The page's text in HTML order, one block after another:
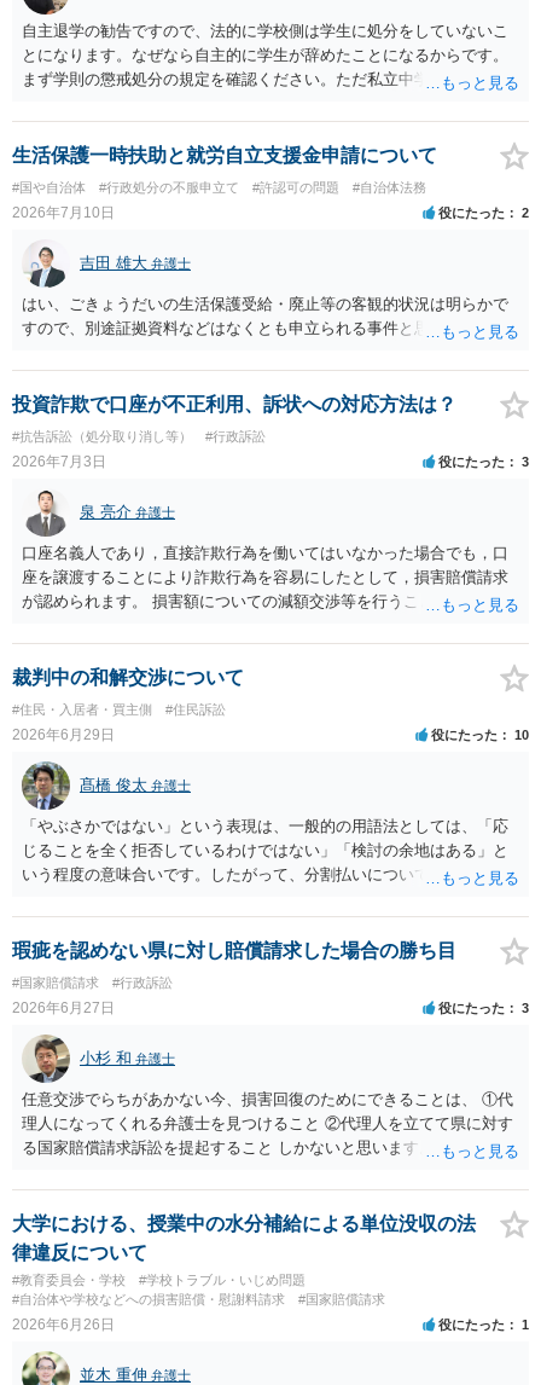
自主退学の勧告ですので、法的に学校側は学生に処分をしていないこ
とになります。なぜなら自主的に学生が辞めたことになるからです。
まず学則の懲戒処分の規定を確認ください。ただ私立中学ですので裁
なるかと思います。その中で、懲戒処分として退学処分を上記事情か
ら出すかどうかです。ご参考にしてください。子供の権利委員会は各
生活保護一時扶助と就労自立支援金申請について
#国や自治体 #行政処分の不服申立て #許認可の問題 #自治体法務
2026年7月10日 役にたった 2
吉田 雄大 弁護士
はい、ごきょうだいの生活保護受給・廃止等の客観的状況は明らかで
すので、別途証拠資料などはなくとも申立られる事件と思います。
投資詐欺で口座が不正利用、訴状への対応方法は？
#抗告訴訟（処分取り消し等） #行政訴訟
2026年7月3日 役にたった 3
泉 亮介 弁護士
口座名義人であり，直接詐欺行為を働いてはいなかった場合でも，口
座を譲渡することにより詐欺行為を容易にしたとして，損害賠償請求
が認められます。 損害額についての減額交渉等を行うこととなるかと
裁判中の和解交渉について
#住民・入居者・買主側 #住民訴訟
2026年6月29日 役にたった 10
髙橋 俊太 弁護士
「やぶさかではない」という表現は、一般的の用語法としては、「応
じることを全く拒否しているわけではない」「検討の余地はある」と
いう程度の意味合いです。したがって、分割払いについて、直ちに拒
「吝かではない」と言われたからといって、分割案に合意したという
意味ではありません。相手方司法書士の発言も、「分割案を検討する
余地はあるが、正式な回答は相手方本人と協議したうえで行う」とい
う趣旨と捉えるのが自然だと思われます。 司法書士が窓口になってい
るのであれば、今後は、相手方本人に直接連絡するのではなく、司法
書士を通じてやり取りする方が適切な対応となります。直接交渉を続
けると、「勝手に話を進めた」と受け取られ、かえって交渉がこじれ
る可能性があります。対応としては、分割払いを希望する理由、頭金
の有無、毎月の支払額、支払日、遅れた場合の扱いなどを整理し、書
面又はメールで正式な和解案として提示するとよいでしょう。
瑕疵を認めない県に対し賠償請求した場合の勝ち目
#国家賠償請求 #行政訴訟
2026年6月27日 役にたった 3
小杉 和 弁護士
任意交渉でらちがあかない今、損害回復のためにできることは、 ①代
理人になってくれる弁護士を見つけること ②代理人を立てて県に対す
る国家賠償請求訴訟を提起すること しかないと思います。 ただ、勝ち
とから、それでも訴訟をする意思がないのであればお勧めできませ
ん。 さらに言えば、既に体験していることかもしれませんが、地元で
はあえて県を敵に回す訴訟を引き受ける弁護士を見つけるのは至難で
しょう。
大学における、授業中の水分補給による単位没収の法
律違反について
#教育委員会・学校
#学校トラブル・いじめ問題
#自治体や学校などへの損害賠償・慰謝料請求
#国家賠償請求
2026年6月26日 役にたった 1
並木 重伸 弁護士